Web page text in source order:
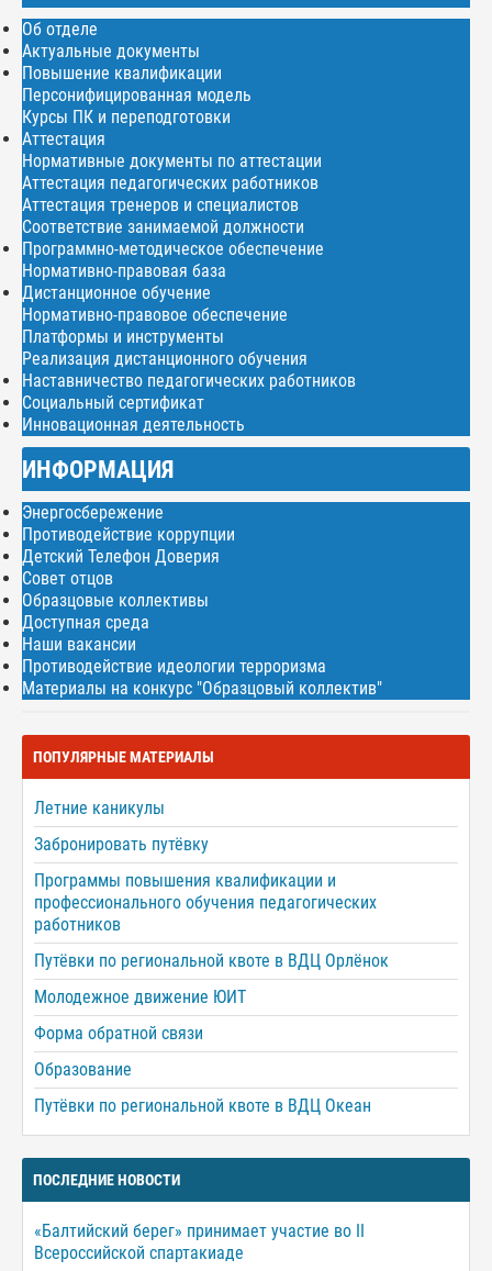
Об отделе
Актуальные документы
Повышение квалификации
Персонифицированная модель
Курсы ПК и переподготовки
Аттестация
Нормативные документы по аттестации
Аттестация педагогических работников
Аттестация тренеров и специалистов
Соответствие занимаемой должности
Программно-методическое обеспечение
Нормативно-правовая база
Дистанционное обучение
Нормативно-правовое обеспечение
Платформы и инструменты
Реализация дистанционного обучения
Наставничество педагогических работников
Социальный сертификат
Инновационная деятельность
ИНФОРМАЦИЯ
Энергосбережение
Противодействие коррупции
Детский Телефон Доверия
Совет отцов
Образцовые коллективы
Доступная среда
Наши вакансии
Противодействие идеологии терроризма
Материалы на конкурс "Образцовый коллектив"
ПОПУЛЯРНЫЕ МАТЕРИАЛЫ
Летние каникулы
Забронировать путёвку
Программы повышения квалификации и
профессионального обучения педагогических
работников
Путёвки по региональной квоте в ВДЦ Орлёнок
Молодежное движение ЮИТ
Форма обратной связи
Образование
Путёвки по региональной квоте в ВДЦ Океан
ПОСЛЕДНИЕ НОВОСТИ
«Балтийский берег» принимает участие во II
Всероссийской спартакиаде